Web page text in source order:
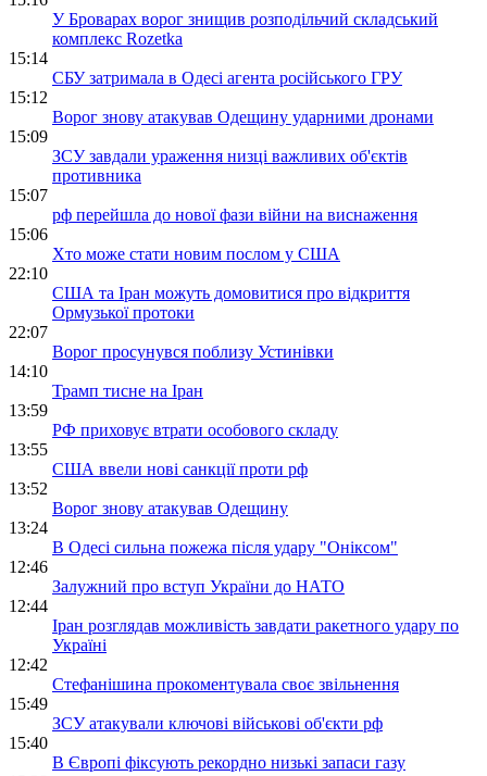
У Броварах ворог знищив розподільчий складський
комплекс Rozetka
15:14
СБУ затримала в Одесі агента російського ГРУ
15:12
Ворог знову атакував Одещину ударними дронами
15:09
ЗСУ завдали ураження низці важливих об'єктів
противника
15:07
рф перейшла до нової фази війни на виснаження
15:06
Хто може стати новим послом у США
22:10
США та Іран можуть домовитися про відкриття
Ормузької протоки
22:07
Ворог просунувся поблизу Устинівки
14:10
Трамп тисне на Іран
13:59
РФ приховує втрати особового складу
13:55
США ввели нові санкції проти рф
13:52
Ворог знову атакував Одещину
13:24
В Одесі сильна пожежа після удару "Оніксом"
12:46
Залужний про вступ України до НАТО
12:44
Іран розглядав можливість завдати ракетного удару по
Україні
12:42
Стефанішина прокоментувала своє звільнення
15:49
ЗСУ атакували ключові військові об'єкти рф
15:40
В Європі фіксують рекордно низькі запаси газу